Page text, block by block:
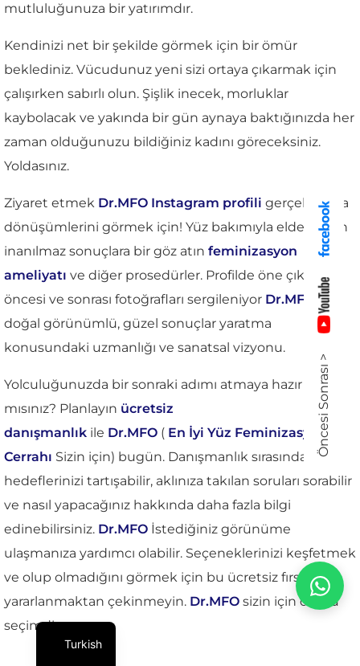
mutluluğunuza bir yatırımdır.
Kendinizi net bir şekilde görmek için bir ömür
beklediniz. Vücudunuz yeni sizi ortaya çıkarmak için
çalışırken sabırlı olun. Şişlik inecek, morluklar
kaybolacak ve yakında bir gün aynaya baktığınızda her
zaman olduğunuzu bildiğiniz kadını göreceksiniz.
Yoldasınız.
Ziyaret etmek Dr.MFO Instagram profili gerçek hasta
dönüşümlerini görmek için! Yüz bakımıyla elde edilen
inanılmaz sonuçlara bir göz atın feminizasyon
ameliyatı ve diğer prosedürler. Profilde öne çıkan
öncesi ve sonrası fotoğrafları sergileniyor Dr.MFO
'nin
doğal görünümlü, güzel sonuçlar yaratma
konusundaki uzmanlığı ve sanatsal vizyonu.
Yolculuğunuzda bir sonraki adımı atmaya hazır
mısınız? Planlayın ücretsiz
danışmanlık ile Dr.MFO ( En İyi Yüz Feminizasyon
Cerrahı Sizin için) bugün. Danışmanlık sırasında
hedeflerinizi tartışabilir, aklınıza takılan soruları sorabilir
ve nasıl yapacağınız hakkında daha fazla bilgi
edinebilirsiniz. Dr.MFO İstediğiniz görünüme
ulaşmanıza yardımcı olabilir. Seçeneklerinizi keşfetmek
ve olup olmadığını görmek için bu ücretsiz fırsattan
yararlanmaktan çekinmeyin. Dr.MFO sizin için doğru
seçimdir.
Öncesi Sonrası >
Turkish